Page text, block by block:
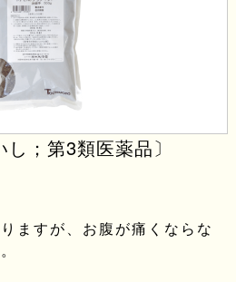
；第3類医薬品〕
ますが、お腹が痛くならな